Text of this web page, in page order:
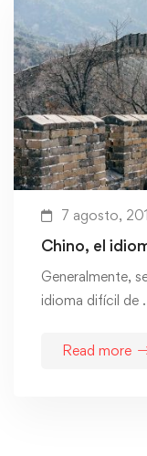
7 agosto,
Chino, el
Generalmente,
idioma difícil de
Read more